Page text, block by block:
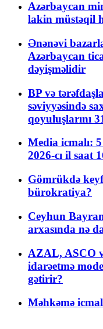
Azərbaycan
lakin müstəqil
Ənənəvi
Azərbaycan
dəyişməlidir
BP və
səviyyəsində
qoyuluşlarını
Media icmalı:
2026-cı il saat
Gömrükdə
bürokratiya?
Ceyhun
arxasında nə
AZAL, ASCO
idarəetmə
gətirir?
Məhkəmə